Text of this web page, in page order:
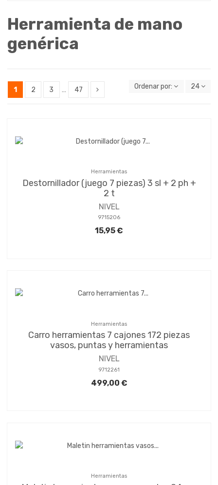
Herramienta de mano
genérica
1 2 3 … 47 Ordenar por: 24
Herramientas
Destornillador (juego 7 piezas) 3 sl + 2 ph +
2 t
NIVEL
9715206
15,95 €
Herramientas
Carro herramientas 7 cajones 172 piezas
vasos, puntas y herramientas
NIVEL
9712261
499,00 €
Herramientas